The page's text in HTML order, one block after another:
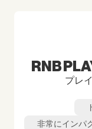
RNB
プレ
非常にインパ